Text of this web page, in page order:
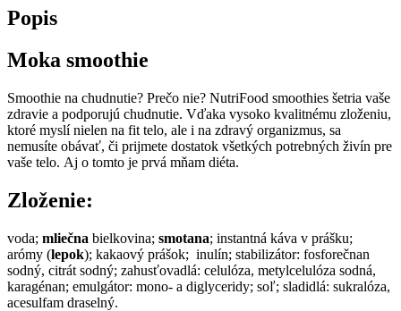
Popis
Moka smoothie
Smoothie na chudnutie? Prečo nie? NutriFood smoothies šetria vaše
zdravie a podporujú chudnutie. Vďaka vysoko kvalitnému zloženiu,
ktoré myslí nielen na fit telo, ale i na zdravý organizmus, sa
nemusíte obávať, či prijmete dostatok všetkých potrebných živín pre
vaše telo. Aj o tomto je prvá mňam diéta.
Zloženie:
voda; mliečna bielkovina; smotana; instantná káva v prášku;
arómy (lepok); kakaový prášok; inulín; stabilizátor: fosforečnan
sodný, citrát sodný; zahusťovadlá: celulóza, metylcelulóza sodná,
karagénan; emulgátor: mono- a diglyceridy; soľ; sladidlá: sukralóza,
acesulfam draselný.